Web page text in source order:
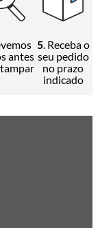
antes
5. Receba o
seu pedido
no prazo
indicado